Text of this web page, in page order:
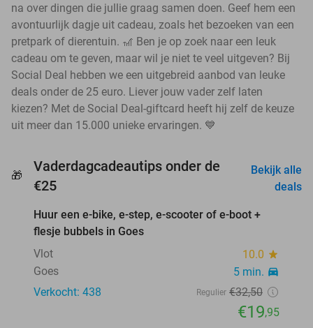
na over dingen die jullie graag samen doen. Geef hem een
avontuurlijk dagje uit cadeau, zoals het bezoeken van een
pretpark of dierentuin. 🎢 Ben je op zoek naar een leuk
cadeau om te geven, maar wil je niet te veel uitgeven? Bij
Social Deal hebben we een uitgebreid aanbod van leuke
deals onder de 25 euro. Liever jouw vader zelf laten
kiezen? Met de Social Deal-giftcard heeft hij zelf de keuze
uit meer dan 15.000 unieke ervaringen. 💙
🎁
Vaderdagcadeautips onder de
€25
Bekijk alle
deals
39%
favorite_border
Huur een e-bike, e-step, e-scooter of e-boot +
flesje bubbels in Goes
Vlot
10.0 star
Goes 5 min. directions_car
Verkocht: 438 Regulier €32,50
€19,95